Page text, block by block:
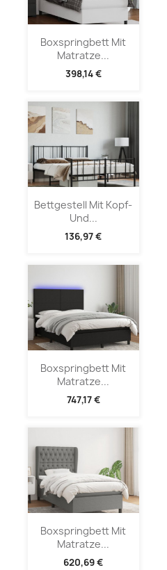
Boxspringbett Mit
Matratze...
398,14 €
Bettgestell Mit Kopf-
Und...
136,97 €
Boxspringbett Mit
Matratze...
747,17 €
Boxspringbett Mit
Matratze...
620,69 €